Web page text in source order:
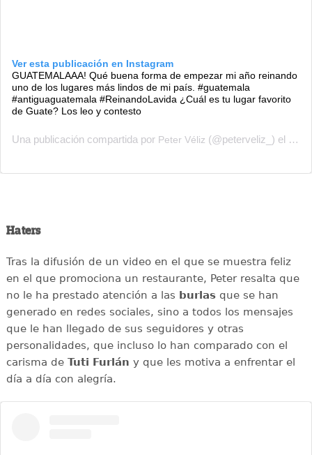
Ver esta publicación en Instagram
GUATEMALAAA! Qué buena forma de empezar mi año reinando
uno de los lugares más lindos de mi país. #guatemala
#antiguaguatemala #ReinandoLavida ¿Cuál es tu lugar favorito
de Guate? Los leo y contesto
Una publicación compartida por Peter Véliz (@peterveliz_) el 1 de
Haters
Tras la difusión de un video en el que se muestra feliz
en el que promociona un restaurante, Peter resalta que
no le ha prestado atención a las burlasque se han
generado en redes sociales, sino a todos los mensajes
que le han llegado de sus seguidores y otras
personalidades, que incluso lo han comparado con el
carisma de Tuti Furlán y que les motiva a enfrentar el
día a día con alegría.